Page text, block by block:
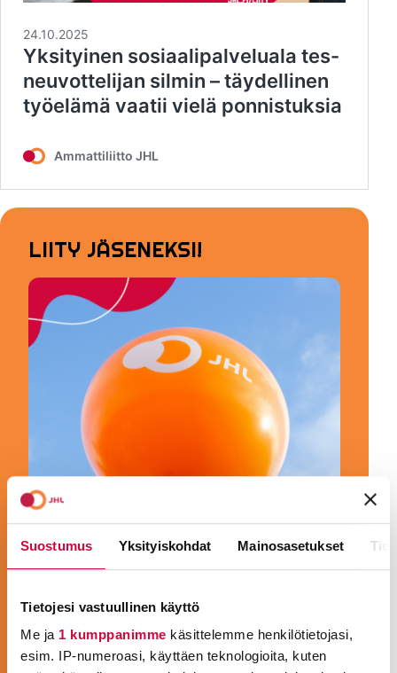
Suostumus Yksityiskohdat Mainosasetukset
Tietojesi vastuullinen käyttö
Me ja 1 kumppanimme käsittelemme henkilötietojasi,
esim. IP-numeroasi, käyttäen teknologioita, kuten
LIITY JÄSENEKSI!
JHL on ammattiliitto kunta-alalla
työskenteleville. Me neuvottelemme työ- ja